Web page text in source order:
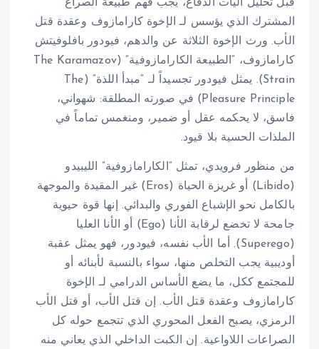
قبل تحليل آليات الدفاع، يجب فهم طبيعة الصراع
المشترك الذي يؤسس لـ الإخوة كارامازوف وعقدة قتل
الأب. ورث الإخوة الثلاثة عن والدهم، فيودور بافلوفيتش
كارامازوف، “الطبيعة الكارامازوفية” (The Karamazov
Strain). يمثل فيودور تجسيداً لـ “مبدأ اللذة” (The
Pleasure Principle) في صورته المطلقة: شهواني،
فاسق، لا يحكمه عقل أو ضمير، ومنغمس تماماً في
الملذات الحسية بلا قيود.
من منظور فرويدي، تمثل “الكارامازوفية” الليبيدو
(Libido) أو غريزة الحياة (Eros) غير المقيدة والموجهة
بالكامل نحو الإشباع الفوري والبدائي. إنها قوة حيوية
جامحة لا تخضع لرقابة الأنا (Ego) أو الأنا العليا
(Superego). أما الأب نفسه، فيودور، فهو يمثل عقبة
أوديبية يجب التخلص منها، سواء بالنسبة لأبنائه أو
للمجتمع ككل، ما يضع الأساس الدرامي لـ الإخوة
كارامازوف وعقدة قتل الأب. إن قتل الأب، أو قتل الأب
الرمزي، يصبح الفعل المحوري الذي تتجمع حوله كل
الصراعات اللاواعية. إن الكبت الداخلي الذي يعاني منه